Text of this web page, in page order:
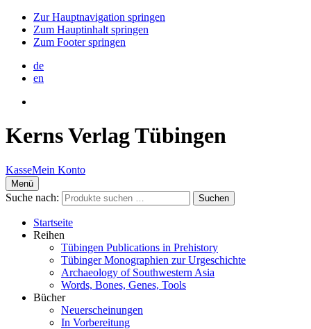
Zur Hauptnavigation springen
Zum Hauptinhalt springen
Zum Footer springen
de
en
KernsVerlag Tübingen
KasseMein Konto
Menü
Suche nach: Suchen
Startseite
Reihen
Tübingen Publications in Prehistory
Tübinger Monographien zur Urgeschichte
Archaeology of Southwestern Asia
Words, Bones, Genes, Tools
Bücher
Neuerscheinungen
In Vorbereitung